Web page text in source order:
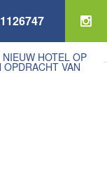
NIEUW HOTEL OP
OPDRACHT VAN